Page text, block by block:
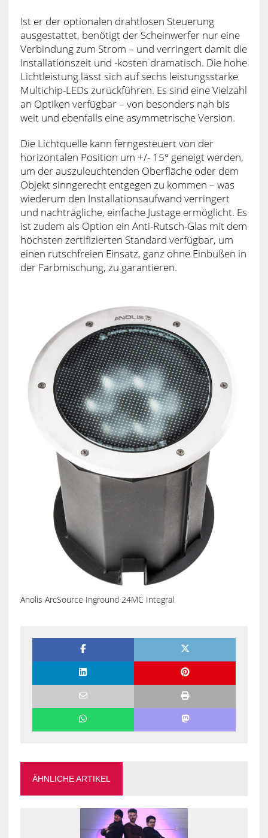
Ist er der optionalen drahtlosen Steuerung
ausgestattet, benötigt der Scheinwerfer nur eine
Verbindung zum Strom – und verringert damit die
Installationszeit und -kosten dramatisch. Die hohe
Lichtleistung lässt sich auf sechs leistungsstarke
Multichip-LEDs zurückführen. Es sind eine Vielzahl
an Optiken verfügbar – von besonders nah bis
weit und ebenfalls eine asymmetrische Version.
Die Lichtquelle kann ferngesteuert von der
horizontalen Position um +/- 15° geneigt werden,
um der auszuleuchtenden Oberfläche oder dem
Objekt sinngerecht entgegen zu kommen – was
wiederum den Installationsaufwand verringert
und nachträgliche, einfache Justage ermöglicht. Es
ist zudem als Option ein Anti-Rutsch-Glas mit dem
höchsten zertifizierten Standard verfügbar, um
einen rutschfreien Einsatz, ganz ohne Einbußen in
der Farbmischung, zu garantieren.
Anolis ArcSource Inground 24MC Integral
ÄHNLICHE ARTIKEL